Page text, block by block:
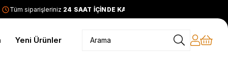
Tüm siparişleriniz24 SAAT İÇİNDE KARGODA
Yeni Ürünler